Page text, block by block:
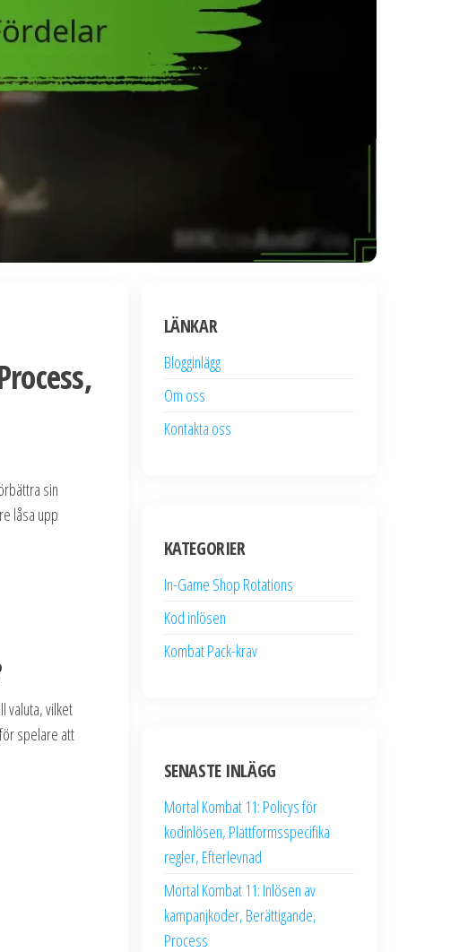
sin
låsa upp
valuta, vilket
spelare att
LÄNKAR
Blogginlägg
Om oss
Kontakta oss
KATEGORIER
In-Game Shop Rotations
Kod inlösen
Kombat Pack-krav
SENASTE INLÄGG
Mortal Kombat 11: Policys för
kodinlösen, Plattformsspecifika
regler, Efterlevnad
Mortal Kombat 11: Inlösen av
kampanjkoder, Berättigande,
Process